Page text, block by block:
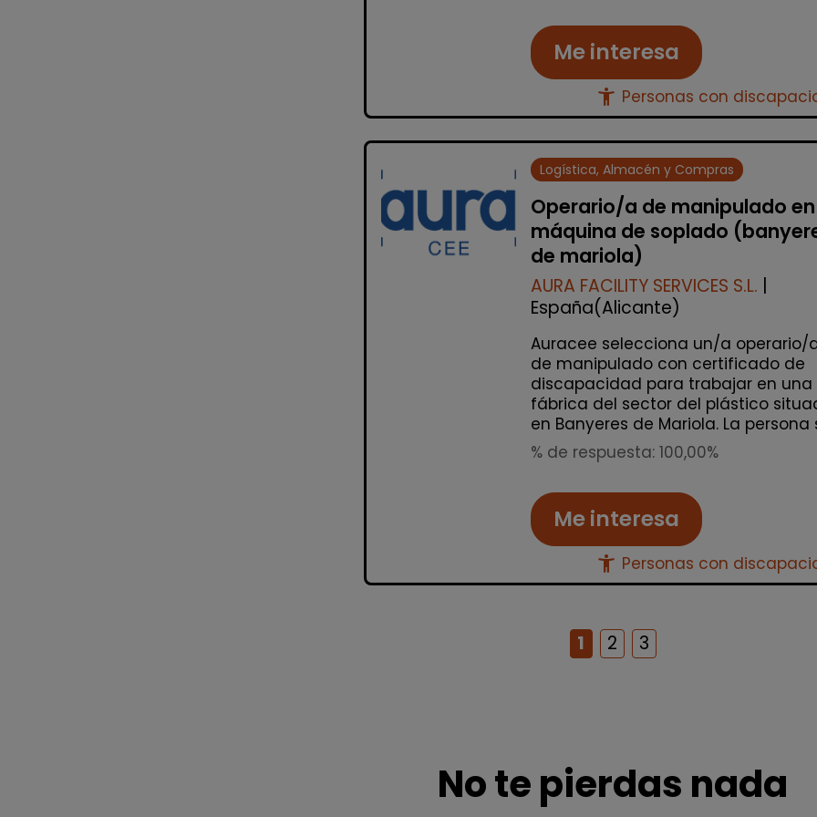
Me interesa
accessibility_new Personas con
Logística, Almacén y Compras
Operario/a de manipulado en
máquina de soplado
de mariola)
AURA FACILITY SERVICES S.L.
España(Alicante)
Auracee selecciona un/a operario/
de manipulado con certificado de
discapacidad para trabajar en una
fábrica del sector del plástico
en Banyeres de Mariola. La persona
% de respuesta: 100,00%
Me interesa
accessibility_new Personas con
1 2 3
No te pierdas nada